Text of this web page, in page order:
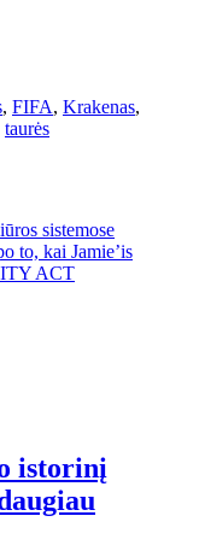
, FIFA, Krakenas,
taurės
sistemose
to, kai Jamie’is
ACT
istorinį